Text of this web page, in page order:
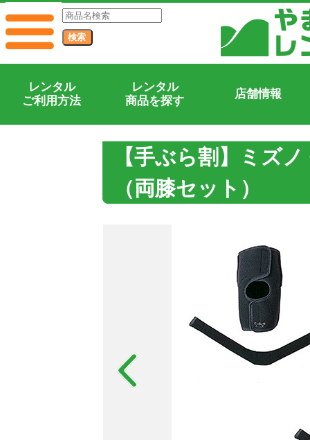
レンタル
ご利用方法
レンタル
商品を探す
店舗情報
【手ぶら割】ミズ
（両膝セット）